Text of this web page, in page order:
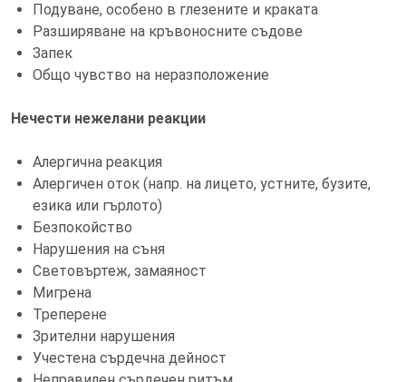
Подуване, особено в глезените и краката
Разширяване на кръвоносните съдове
Запек
Общо чувство на неразположение
Нечести нежелани реакции
Алергична реакция
Алергичен оток (напр. на лицето, устните, бузите,
езика или гърлото)
Безпокойство
Нарушения на съня
Световъртеж, замаяност
Мигрена
Треперене
Зрителни нарушения
Учестена сърдечна дейност